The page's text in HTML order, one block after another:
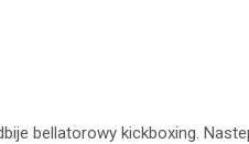
bellatorowy kickboxing.